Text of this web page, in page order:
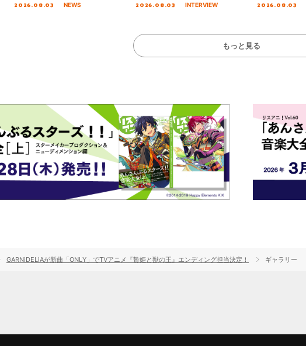
2026.08.03 NEWS 2026.08.03 INTERVIEW 2026.08.03
もっと見る
GARNiDELiAが新曲「ONLY」でTVアニメ『贄姫と獣の王』エンディング担当決定！ ギャラリー